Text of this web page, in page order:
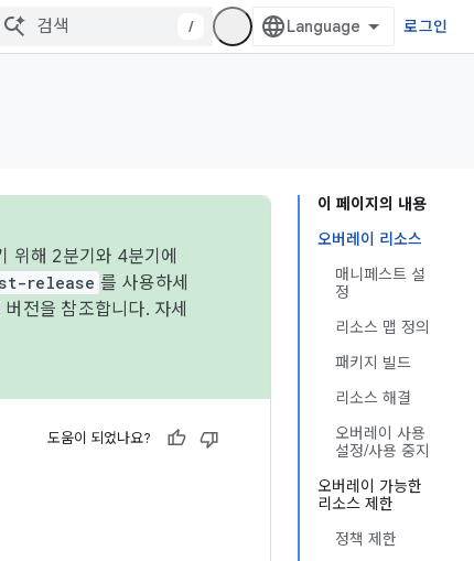
/ 로그인
이 페이지의 내용
오버레이 리소스
매니페스트 설
정
리소스 맵 정의
패키지 빌드
리소스 해결
오버레이 사용
설정/사용 중지
오버레이 가능한
리소스 제한
정책 제한
위해 2분기와 4분기에
release 를 사용하세
전을 참조합니다. 자세
도움이 되었나요?